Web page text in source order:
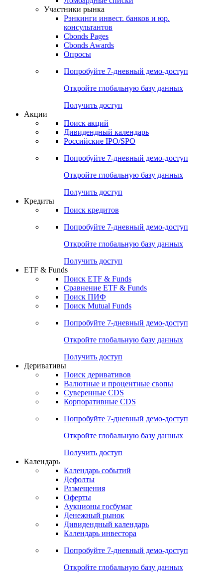
Участники рынка
Рэнкинги инвест. банков и юр.
консультантов
Cbonds Pages
Cbonds Awards
Опросы
Попробуйте 7-дневный демо-доступ
Откройте глобальную базу данных
Получить доступ
Акции
Поиск акций
Дивидендный календарь
Российские IPO/SPO
Попробуйте 7-дневный демо-доступ
Откройте глобальную базу данных
Получить доступ
Кредиты
Поиск кредитов
Попробуйте 7-дневный демо-доступ
Откройте глобальную базу данных
Получить доступ
ETF & Funds
Поиск ETF & Funds
Сравнение ETF & Funds
Поиск ПИФ
Поиск Mutual Funds
Попробуйте 7-дневный демо-доступ
Откройте глобальную базу данных
Получить доступ
Деривативы
Поиск деривативов
Валютные и процентные свопы
Суверенные CDS
Корпоративные CDS
Попробуйте 7-дневный демо-доступ
Откройте глобальную базу данных
Получить доступ
Календарь
Календарь событий
Дефолты
Размещения
Оферты
Аукционы госбумаг
Денежный рынок
Дивидендный календарь
Календарь инвестора
Попробуйте 7-дневный демо-доступ
Откройте глобальную базу данных